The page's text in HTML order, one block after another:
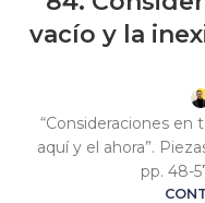
vacío y la
“Consideraciones en
aquí y el ahora”.
pp. 48-